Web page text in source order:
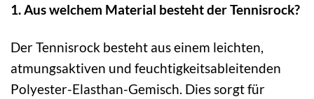
1. Aus welchem Material besteht der Tennisrock?
Der Tennisrock besteht aus einem leichten,
atmungsaktiven und feuchtigkeitsableitenden
Polyester-Elasthan-Gemisch. Dies sorgt für